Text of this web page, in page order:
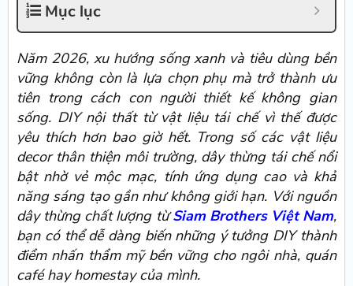
Mục lục
Năm 2026, xu hướng sống xanh và tiêu dùng bền
vững không còn là lựa chọn phụ mà trở thành ưu
tiên trong cách con người thiết kế không gian
sống. DIY nội thất từ vật liệu tái chế vì thế được
yêu thích hơn bao giờ hết. Trong số các vật liệu
decor thân thiện môi trường, dây thừng tái chế nổi
bật nhờ vẻ mộc mạc, tính ứng dụng cao và khả
năng sáng tạo gần như không giới hạn. Với nguồn
dây thừng chất lượng từSiam Brothers Việt Nam,
bạn có thể dễ dàng biến những ý tưởng DIY thành
điểm nhấn thẩm mỹ bền vững cho ngôi nhà, quán
café hay homestay của mình.